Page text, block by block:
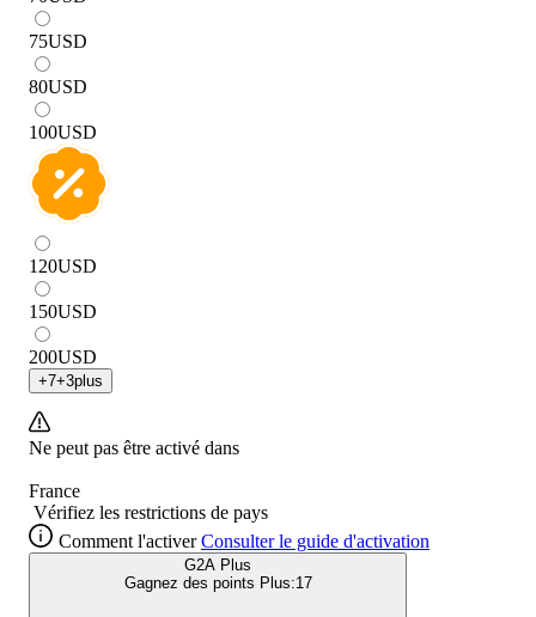
75USD
80USD
100USD
120USD
150USD
200USD
+7+3plus
Ne peut pas être activé dans
France
Vérifiez les restrictions de pays
Comment l'activer Consulter le guide d'activation
G2A Plus
Gagnez des points Plus:17